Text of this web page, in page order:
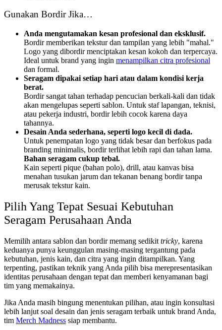
Gunakan Bordir Jika…
Anda mengutamakan kesan profesional dan eksklusif.
Bordir memberikan tekstur dan tampilan yang lebih "mahal."
Logo yang dibordir menciptakan kesan kokoh dan terpercaya.
Ideal untuk brand yang ingin menampilkan citra profesional
dan formal.
Seragam dipakai setiap hari atau dalam kondisi kerja
berat.
Bordir sangat tahan terhadap pencucian berkali-kali dan tidak
akan mengelupas seperti sablon. Untuk staf lapangan, teknisi,
atau pekerja industri, bordir lebih cocok karena daya
tahannya.
Desain Anda sederhana, seperti logo kecil di dada.
Untuk penempatan logo yang tidak besar dan berfokus pada
branding minimalis, bordir terlihat lebih rapi dan tahan lama.
Bahan seragam cukup tebal.
Kain seperti pique (bahan polo), drill, atau kanvas bisa
menahan tusukan jarum dan tekanan benang bordir tanpa
merusak tekstur kain.
Pilih Yang Tepat Sesuai Kebutuhan
Seragam Perusahaan Anda
Memilih antara sablon dan bordir memang sedikit tricky, karena
keduanya punya keunggulan masing-masing tergantung pada
kebutuhan, jenis kain, dan citra yang ingin ditampilkan. Yang
terpenting, pastikan teknik yang Anda pilih bisa merepresentasikan
identitas perusahaan dengan tepat dan memberi kenyamanan bagi
tim yang memakainya.
Jika Anda masih bingung menentukan pilihan, atau ingin konsultasi
lebih lanjut soal desain dan jenis seragam terbaik untuk brand Anda,
tim Merch Madness siap membantu.